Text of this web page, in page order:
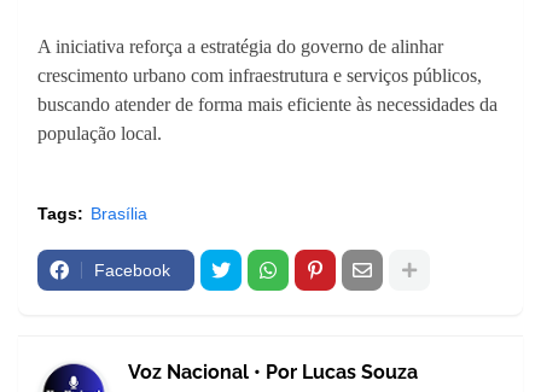
A iniciativa reforça a estratégia do governo de alinhar
crescimento urbano com infraestrutura e serviços públicos,
buscando atender de forma mais eficiente às necessidades da
população local.
Tags: Brasília
Facebook
Voz Nacional • Por Lucas Souza